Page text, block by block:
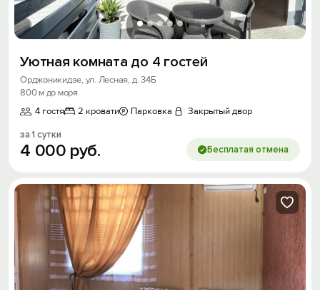
Уютная комната до 4 гостей
Орджоникидзе, ул. Лесная, д. 34Б
800 м до моря
4 гостя
2 кровати Парковка Закрытый двор
за 1 сутки
4 000 руб. Бесплатая отмена